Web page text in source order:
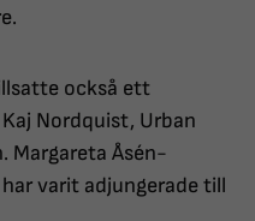
också ett
Nordquist, Urban
Margareta Åsén-
varit adjungerade till